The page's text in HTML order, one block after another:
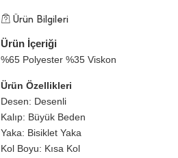
Ürün Bilgileri
Ürün İçeriği
%65 Polyester %35 Viskon
Ürün Özellikleri
Desen: Desenli
Kalıp: Büyük Beden
Yaka: Bisiklet Yaka
Kol Boyu: Kısa Kol